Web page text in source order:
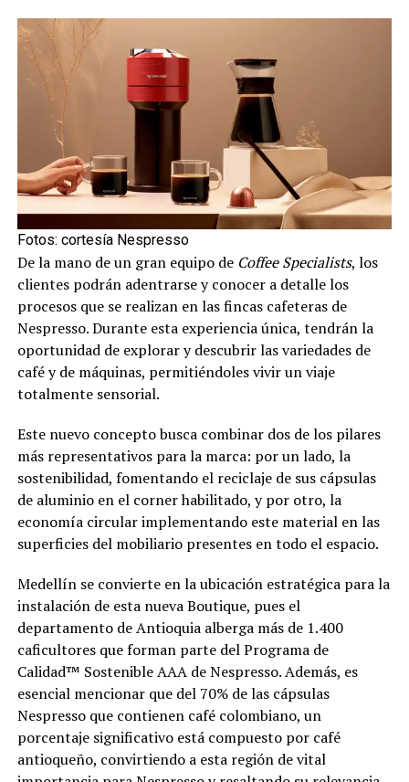
Fotos: cortesía Nespresso
De la mano de un gran equipo de Coffee Specialists, los
clientes podrán adentrarse y conocer a detalle los
procesos que se realizan en las fincas cafeteras de
Nespresso. Durante esta experiencia única, tendrán la
oportunidad de explorar y descubrir las variedades de
café y de máquinas, permitiéndoles vivir un viaje
totalmente sensorial.
Este nuevo concepto busca combinar dos de los pilares
más representativos para la marca: por un lado, la
sostenibilidad, fomentando el reciclaje de sus cápsulas
de aluminio en el corner habilitado, y por otro, la
economía circular implementando este material en las
superficies del mobiliario presentes en todo el espacio.
Medellín se convierte en la ubicación estratégica para la
instalación de esta nueva Boutique, pues el
departamento de Antioquia alberga más de 1.400
caficultores que forman parte del Programa de
Calidad™ Sostenible AAA de Nespresso. Además, es
esencial mencionar que del 70% de las cápsulas
Nespresso que contienen café colombiano, un
porcentaje significativo está compuesto por café
antioqueño, convirtiendo a esta región de vital